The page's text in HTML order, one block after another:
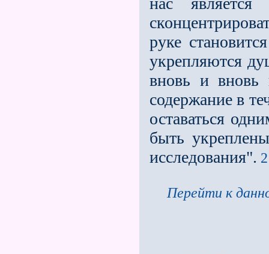
руке
укрепляются
вновь и вновь
содержание в
оставаться
быть
исследования".
Перейти к